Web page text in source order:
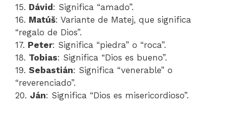
15. Dávid: Significa “amado”.
16. Matúš: Variante de Matej, que significa
“regalo de Dios”.
17. Peter: Significa “piedra” o “roca”.
18. Tobias: Significa “Dios es bueno”.
19. Sebastián: Significa “venerable” o
“reverenciado”.
20. Ján: Significa “Dios es misericordioso”.